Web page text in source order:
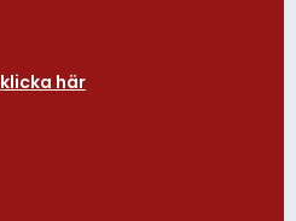
klicka här